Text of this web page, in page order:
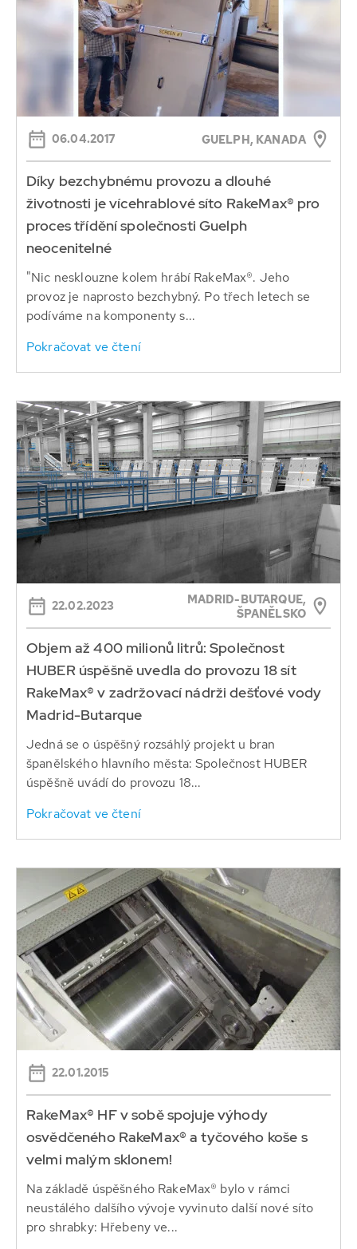
06.04.2017 GUELPH, KANADA
Díky bezchybnému provozu a dlouhé
životnosti je vícehrablové síto RakeMax® pro
proces třídění společnosti Guelph
neocenitelné
"Nic nesklouzne kolem hrábí RakeMax®. Jeho
provoz je naprosto bezchybný. Po třech letech se
podíváme na komponenty s...
Pokračovat ve čtení
22.02.2023
MADRID-BUTARQUE,
ŠPANĚLSKO
Objem až 400 milionů litrů: Společnost
HUBER úspěšně uvedla do provozu 18 sít
RakeMax® v zadržovací nádrži dešťové vody
Madrid-Butarque
Jedná se o úspěšný rozsáhlý projekt u bran
španělského hlavního města: Společnost HUBER
úspěšně uvádí do provozu 18...
Pokračovat ve čtení
22.01.2015
RakeMax® HF v sobě spojuje výhody
osvědčeného RakeMax® a tyčového koše s
velmi malým sklonem!
Na základě úspěšného RakeMax® bylo v rámci
neustálého dalšího vývoje vyvinuto další nové síto
pro shrabky: Hřebeny ve...